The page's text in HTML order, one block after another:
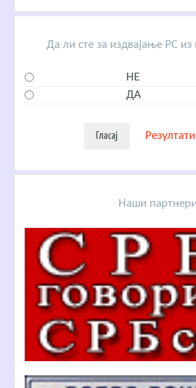
Да ли сте за издвајање РС
НЕ
ДА
Наши партнери